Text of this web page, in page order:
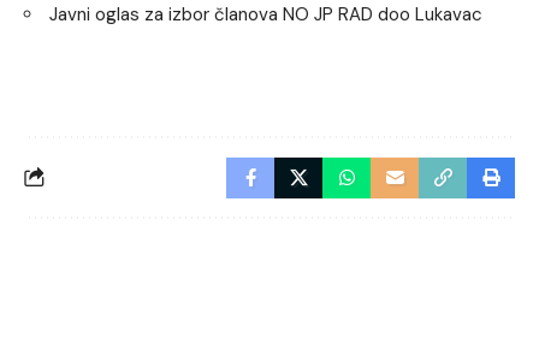
Javni oglas za izbor članova NO JP RAD doo Lukavac